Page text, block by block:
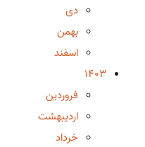
دی
بهمن
اسفند
1403
فروردین
اردیبهشت
خرداد